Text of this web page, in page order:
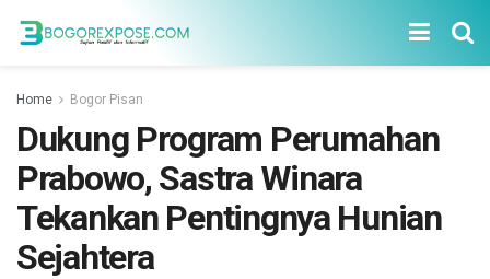
Home Bogor Pisan
Dukung Program Perumahan
Prabowo, Sastra Winara
Tekankan Pentingnya Hunian
Sejahtera